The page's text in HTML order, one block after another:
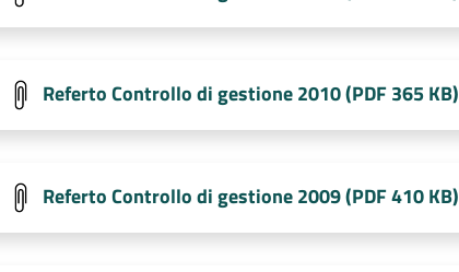
Referto Controllo di gestione 2010 (PDF 365 KB)
Referto Controllo di gestione 2009 (PDF 410 KB)